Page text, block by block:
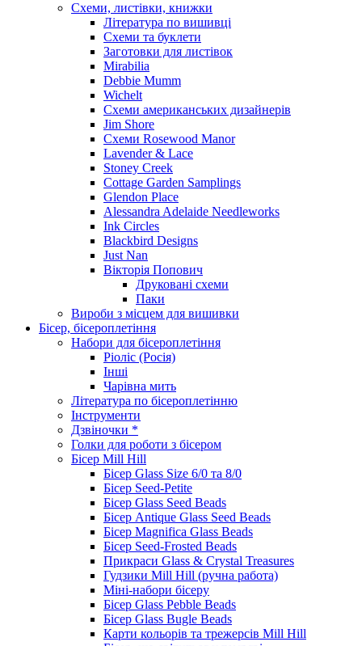
Схеми, листівки, книжки
Література по вишивці
Схеми та буклети
Заготовки для листівок
Mirabilia
Debbie Mumm
Wichelt
Схеми американських дизайнерів
Jim Shore
Cхеми Rosewood Manor
Lavender & Lace
Stoney Creek
Cottage Garden Samplings
Glendon Place
Alessandra Adelaide Needleworks
Ink Circles
Blackbird Designs
Just Nan
Вікторія Попович
Друковані схеми
Паки
Вироби з місцем для вишивки
Бісер, бісероплетіння
Набори для бісероплетіння
Ріоліс (Росія)
Інші
Чарівна мить
Література по бісероплетінню
Інструменти
Дзвіночки *
Голки для роботи з бісером
Бісер Mill Hill
Бісер Glass Size 6/0 та 8/0
Бісер Seed-Petite
Бісер Glass Seed Beads
Бісер Antique Glass Seed Beads
Бісер Magnifica Glass Beads
Бісер Seed-Frosted Beads
Прикраси Glass & Crystal Treasures
Гудзики Mill Hill (ручна работа)
Міні-набори бісеру
Бісер Glass Pebble Beads
Бісер Glass Bugle Beads
Карти кольорів та трежерсів Mill Hill